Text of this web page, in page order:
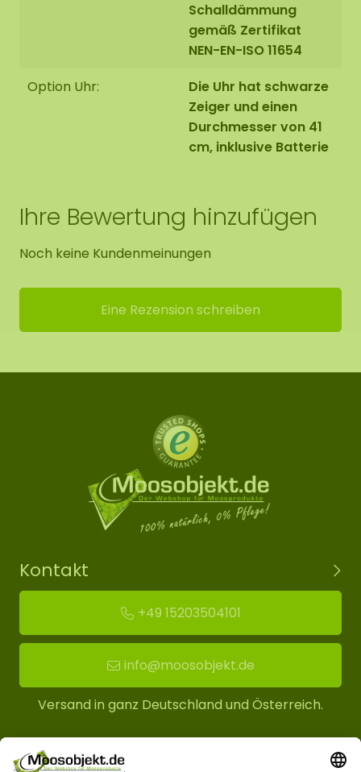
Schalldämmung
gemäß Zertifikat
NEN-EN-ISO 11654
Option Uhr:
Die Uhr hat schwarze
Zeiger und einen
Durchmesser von 41
cm, inklusive Batterie
Ihre Bewertung hinzufügen
Noch keine Kundenmeinungen
Eine Rezension schreiben
Kontakt
+49 15203504101
info@moosobjekt.de
Versand in ganz Deutschland und Österreich.
Kundenservice